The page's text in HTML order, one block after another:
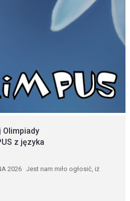
Olimpiady
z języka
2026 Jest nam miło ogłosić, iż